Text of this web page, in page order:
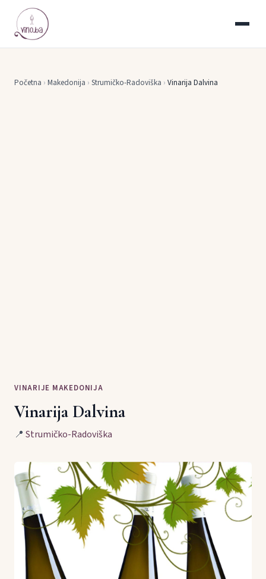
Početna › Makedonija › Strumičko-Radoviška › Vinarija Dalvina
VINARIJE MAKEDONIJA
Vinarija Dalvina
📍 Strumičko-Radoviška